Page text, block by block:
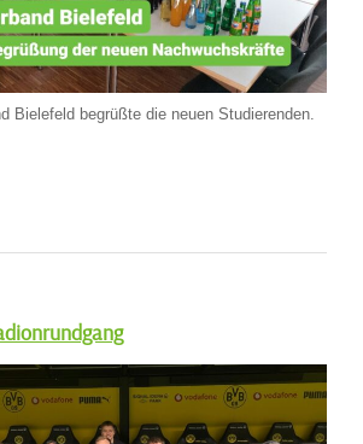
Bielefeld begrüßte die neuen Studierenden.